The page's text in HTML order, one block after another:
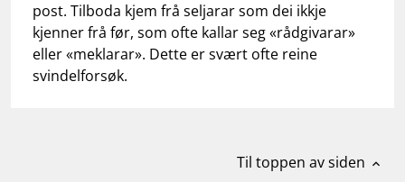
post. Tilboda kjem frå seljarar som dei ikkje
kjenner frå før, som ofte kallar seg «rådgivarar»
eller «meklarar». Dette er svært ofte reine
svindelforsøk.
Til toppen av siden expand_less